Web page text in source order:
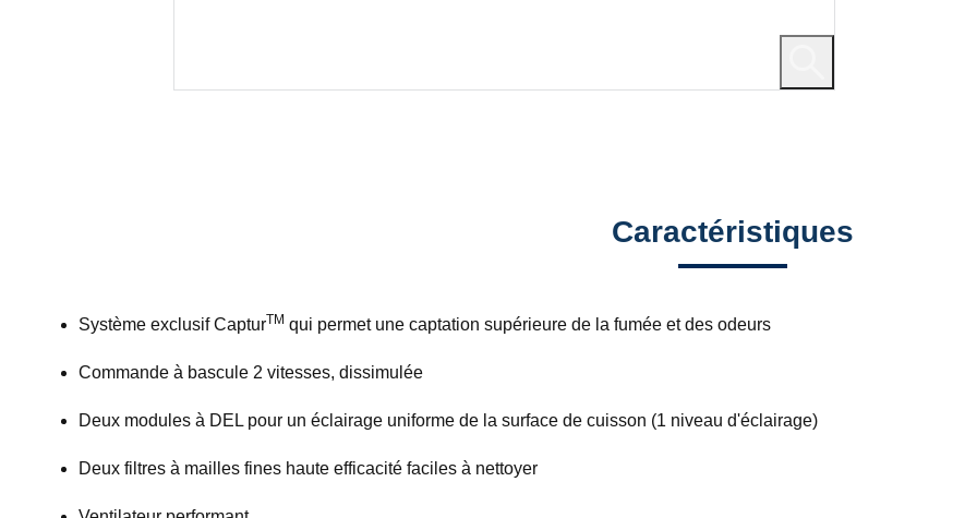
Caractéristiques
Système exclusif CapturTM qui permet une captation supérieure de la fumée et des odeurs
Commande à bascule 2 vitesses, dissimulée
Deux modules à DEL pour un éclairage uniforme de la surface de cuisson (1 niveau d'éclairage)
Deux filtres à mailles fines haute efficacité faciles à nettoyer